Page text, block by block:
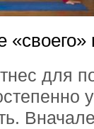
«своего»
для